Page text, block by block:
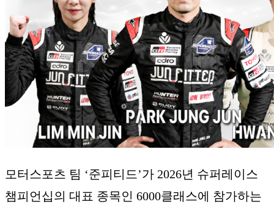
모터스포츠 팀 ‘준피티드’가 2026년 슈퍼레이스
챔피언십의 대표 종목인 6000클래스에 참가하는